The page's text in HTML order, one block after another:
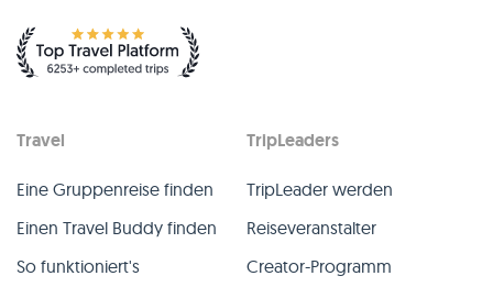
Travel
Eine Gruppenreise finden
Einen Travel Buddy finden
So funktioniert's
TripLeaders
TripLeader werden
Reiseveranstalter
Creator-Programm